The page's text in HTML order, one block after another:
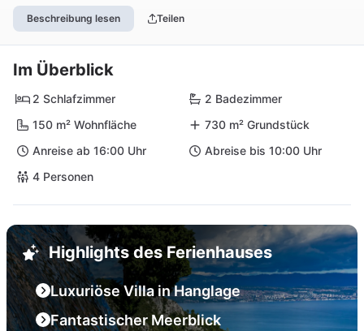
Beschreibung lesen Teilen
Im Überblick
2 Schlafzimmer
2 Badezimmer
150 m² Wohnfläche
730 m² Grundstück
Anreise ab 16:00 Uhr
Abreise bis 10:00 Uhr
4 Personen
Highlights des Ferienhauses
Luxuriöse Villa in Hanglage
Fantastischer Meerblick